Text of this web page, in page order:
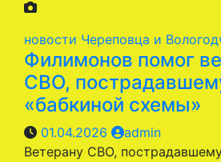
новости Череповца и
Филимонов помог
СВО,
«бабкиной схемы»
01.04.2026
admin
Ветерану СВО,